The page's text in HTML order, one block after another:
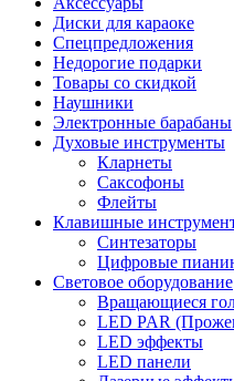
Диски для караоке
Спецпредложения
Недорогие подарки
Товары со скидкой
Наушники
Электронные барабаны
Духовые инструменты
Кларнеты
Саксофоны
Флейты
Клавишные
Синтезаторы
Цифровые
Световое оборудование
Вращающиеся
LED PAR
LED эффекты
LED панели